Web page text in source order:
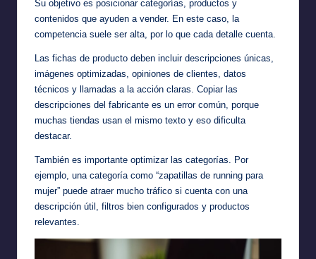
Su objetivo es posicionar categorías, productos y
contenidos que ayuden a vender. En este caso, la
competencia suele ser alta, por lo que cada detalle cuenta.
Las fichas de producto deben incluir descripciones únicas,
imágenes optimizadas, opiniones de clientes, datos
técnicos y llamadas a la acción claras. Copiar las
descripciones del fabricante es un error común, porque
muchas tiendas usan el mismo texto y eso dificulta
destacar.
También es importante optimizar las categorías. Por
ejemplo, una categoría como “zapatillas de running para
mujer” puede atraer mucho tráfico si cuenta con una
descripción útil, filtros bien configurados y productos
relevantes.